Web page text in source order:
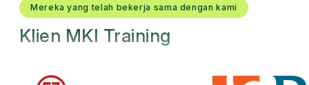
Mereka yang telah bekerja sama dengan kami
Klien MKI Training